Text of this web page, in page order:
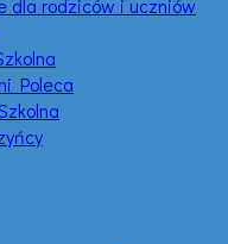
dla rodziców i uczniów
Poleca